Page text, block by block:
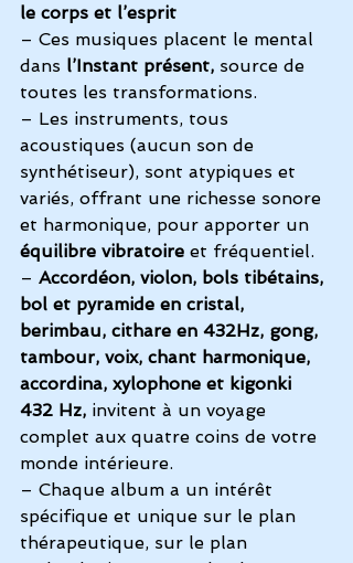
le corps et l’esprit
– Ces musiques placent le mental
dans l’Instant présent, source de
toutes les transformations.
– Les instruments, tous
acoustiques (aucun son de
synthétiseur), sont atypiques et
variés, offrant une richesse sonore
et harmonique, pour apporter un
équilibre vibratoire et fréquentiel.
– Accordéon, violon, bols tibétains,
bol et pyramide en cristal,
berimbau, cithare en 432Hz, gong,
tambour, voix, chant harmonique,
accordina, xylophone et kigonki
432 Hz, invitent à un voyage
complet aux quatre coins de votre
monde intérieure.
– Chaque album a un intérêt
spécifique et unique sur le plan
thérapeutique, sur le plan